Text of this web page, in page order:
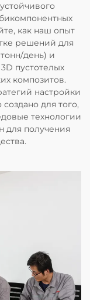
как наш опыт
решений для
день) и
пустотелых
композитов.
настройки
для того,
технологии
для получения